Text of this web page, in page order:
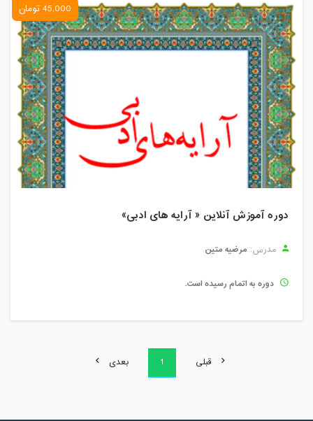
45,000 تومان
دوره آموزش آنلاین « آرایه های ادبی»
مدرس: مرضیه متین
دوره به اتمام رسیده است.
قبلی 1 بعدی